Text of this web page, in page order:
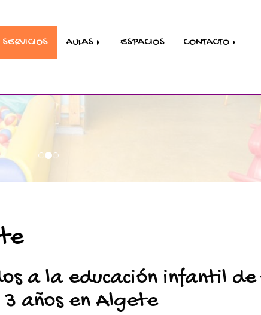
SERVICIOS AULAS ESPACIOS CONTACTO
a la educación infantil
años en Algete